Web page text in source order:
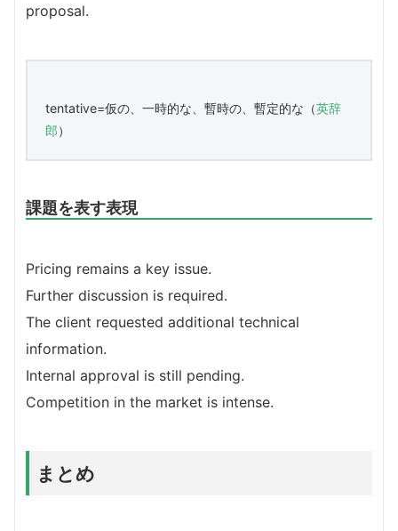
proposal.
tentative=仮の、一時的な、暫時の、暫定的な（英辞
郎）
課題を表す表現
Pricing remains a key issue.
Further discussion is required.
The client requested additional technical
information.
Internal approval is still pending.
Competition in the market is intense.
まとめ